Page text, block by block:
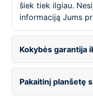
šiek tiek ilgiau.
informaciją Jums
Kokybės garantija
Pakaitinį planšetę